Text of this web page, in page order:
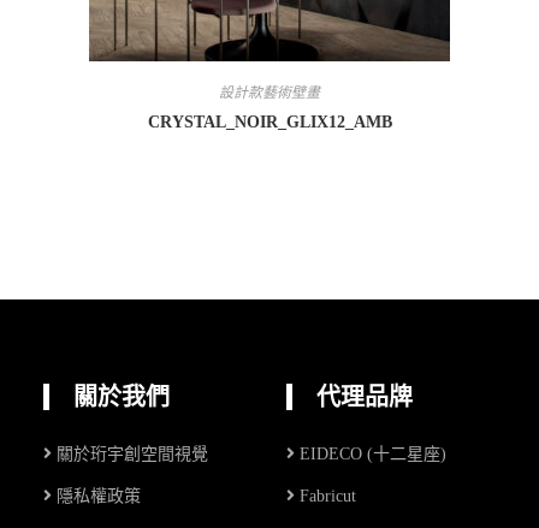
設計款藝術壁畫
CRYSTAL_NOIR_GLIX12_AMB
關於我們
關於珩宇創空間視覺
隱私權政策
代理品牌
EIDECO (十二星座)
Fabricut